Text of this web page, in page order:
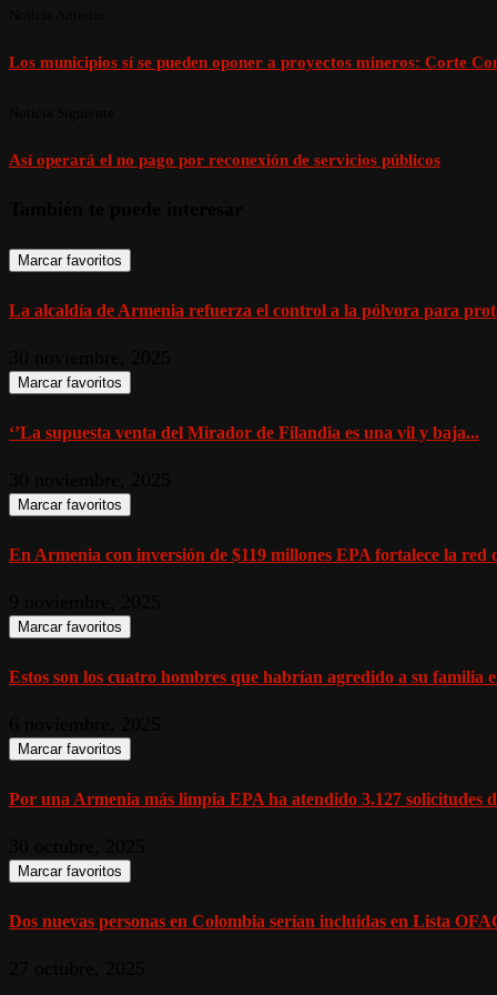
Los municipios sí se pueden oponer a proyectos mineros: Corte
Así operará el no pago por reconexión de servicios públicos
Marcar favoritos
La alcaldía de Armenia refuerza el control a la pólvora para
Marcar favoritos
‘’La supuesta venta del Mirador de Filandia es una vil y baja...
Marcar favoritos
En Armenia con inversión de $119 millones EPA fortalece la red
Marcar favoritos
Estos son los cuatro hombres que habrían agredido a su familia
Marcar favoritos
Por una Armenia más limpia EPA ha atendido 3.127 solicitudes
Marcar favoritos
Dos nuevas personas en Colombia serían incluidas en Lista